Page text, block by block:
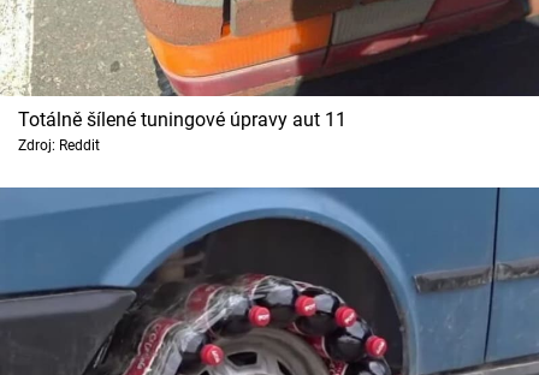
Totálně šílené tuningové úpravy aut 11
Zdroj: Reddit